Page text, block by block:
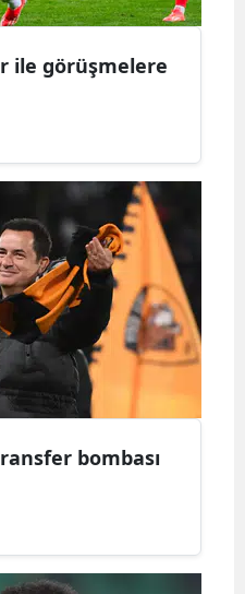
Ardahan
Osmaniye
Düzce
ile görüşmelere
bombası